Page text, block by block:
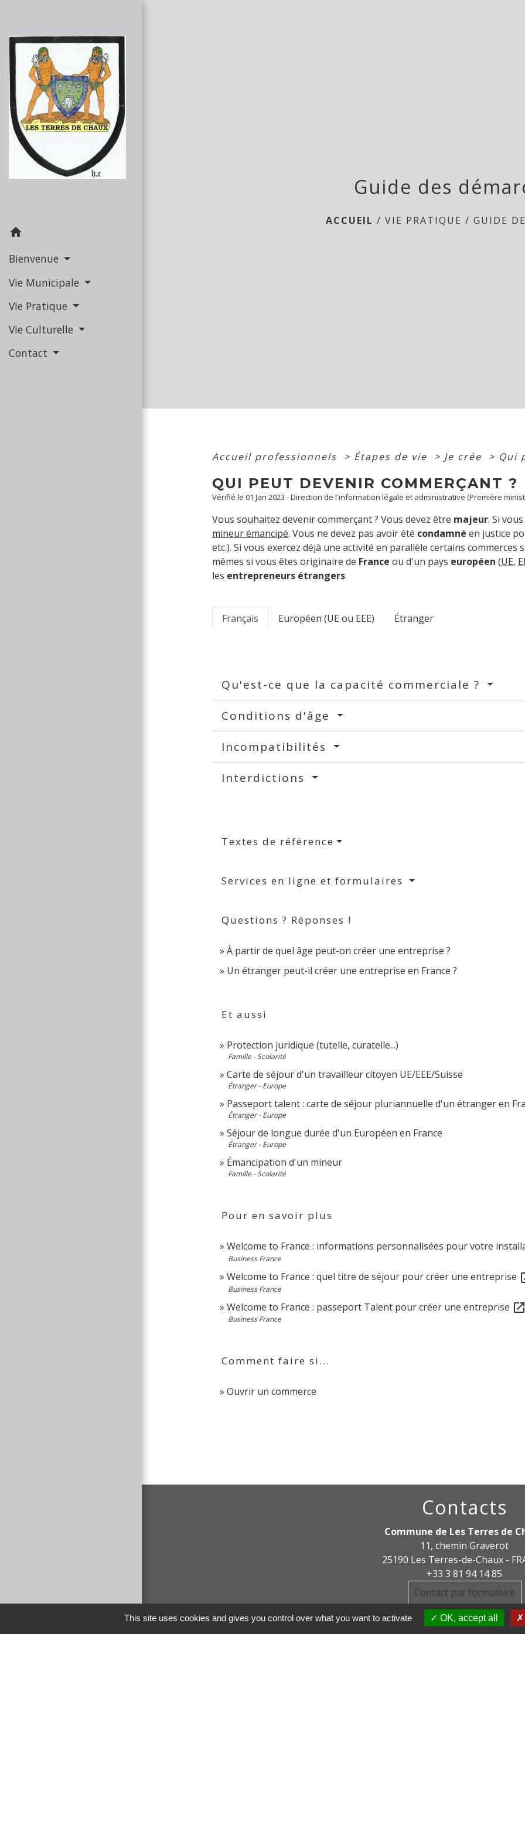
home
Bienvenue
Vie Municipale
Vie Pratique
Vie Culturelle
Contact
Guide des
ACCUEIL /VIE PRATIQUE /GUIDE
Accueil professionnels > Étapes de vie > Je crée > Qui
QUI PEUT DEVENIR COMMERÇANT ?
Vérifié le 01 Jan 2023 - Direction de l'information légale et administrative (Première
Vous souhaitez devenir commerçant ? Vous devez être majeur. Si
mineur émancipé. Vous ne devez pas avoir été condamné en justice
etc.). Si vous exercez déjà une activité en parallèle certains commerces
mêmes si vous êtes originaire de France ou d'un pays européen (UE,
les entrepreneurs étrangers.
Français Européen (UE ou EEE) Étranger
Qu'est-ce que la capacité commerciale ?
Conditions d'âge
Incompatibilités
Interdictions
Textes de référence
Services en ligne et formulaires
Questions ? Réponses !
À partir de quel âge peut-on créer une entreprise ?
Un étranger peut-il créer une entreprise en France ?
Et aussi
Protection juridique (tutelle, curatelle...)
Famille - Scolarité
Carte de séjour d'un travailleur citoyen UE/EEE/Suisse
Étranger - Europe
Passeport talent : carte de séjour pluriannuelle d'un étranger en
Étranger - Europe
Séjour de longue durée d'un Européen en France
Étranger - Europe
Émancipation d'un mineur
Famille - Scolarité
Pour en savoir plus
Welcome to France : informations personnalisées pour votre
Business France
Welcome to France : quel titre de séjour pour créer une entreprise
Business France
Welcome to France : passeport Talent pour créer une entreprise open_in_new
Business France
Comment faire si...
Ouvrir un commerce
Contacts
Commune de Les Terres de
11, chemin Graverot
25190 Les Terres-de-Chaux -
+33 3 81 94 14 85
Contact par formulaire
This site uses cookies and gives you control over what you want to activate OK, accept all